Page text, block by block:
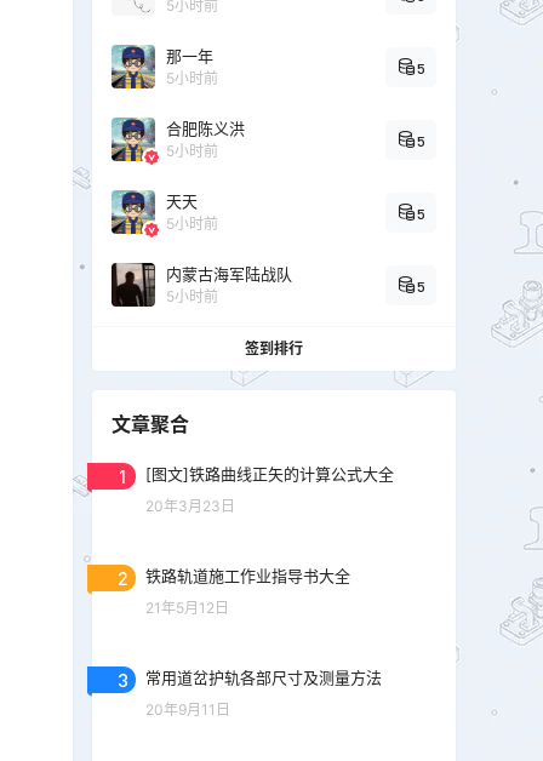
5小时前
那一年
5小时前
5
合肥陈义洪
5小时前
5
天天
5小时前
5
内蒙古海军陆战队
5小时前
5
签到排行
文章聚合
1 [图文]铁路曲线正矢的计算公式大全
20年3月23日
2 铁路轨道施工作业指导书大全
21年5月12日
3 常用道岔护轨各部尺寸及测量方法
20年9月11日